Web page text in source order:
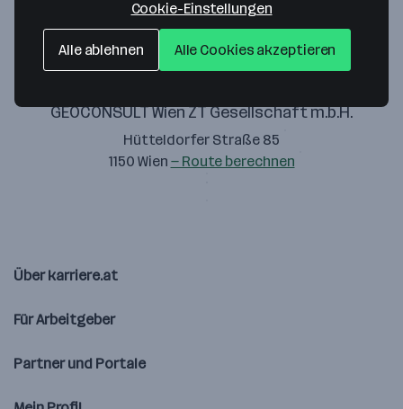
GEOCONSULT Wien ZT Gesellschaft m.b.H.
Hütteldorfer Straße 85
1150 Wien — Route berechnen
Über karriere.at
Für Arbeitgeber
Partner und Portale
Cookie-Einstellungen
Alle ablehnen Alle Cookies akzeptieren